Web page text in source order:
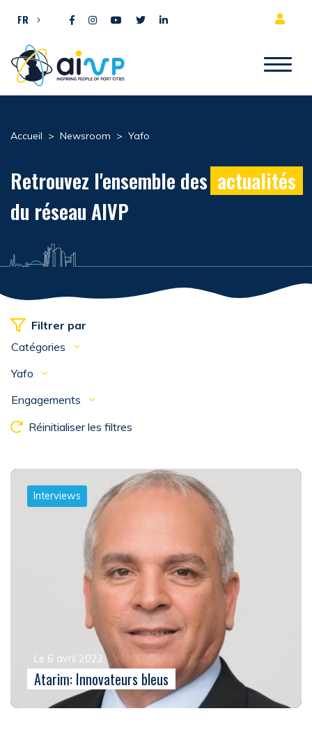
FR
Accueil > Newsroom > Yafo
Retrouvez l'ensemble des actualités
du réseau AIVP
Filtrer par
Catégories
Yafo
Engagements
Réinitialiser les filtres
Interviews
Le 6 avril 2022
Atarim: Innovateurs bleus